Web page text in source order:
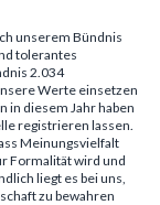
unserem Bündnis
tolerantes
2.034
Werte einsetzen
in diesem Jahr haben
registrieren lassen.
Meinungsvielfalt
Formalität wird und
liegt es bei uns,
zu bewahren